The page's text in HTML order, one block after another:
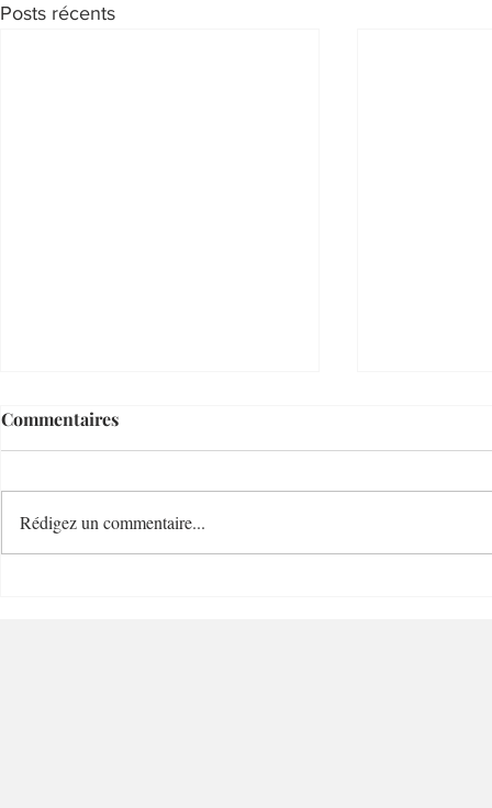
Posts récents
Commentaires
Rédigez un commentaire...